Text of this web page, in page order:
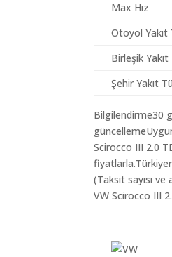
Max Hız
Otoyol Yakıt
Birleşik
Şehir Yakıt
Bilgilendirme30
Scirocco III 2.0
(Taksit sayısı
VW Scirocco III